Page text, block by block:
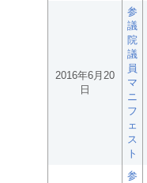
2016年6月20
日
参
議
院
議
員
マ
ニ
フ
ェ
ス
ト
参